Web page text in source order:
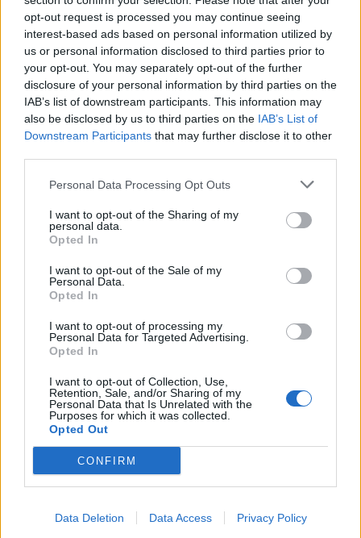
opt-out request is processed you may continue seeing
interest-based ads based on personal information utilized by
us or personal information disclosed to third parties prior to
your opt-out. You may separately opt-out of the further
disclosure of your personal information by third parties on the
IAB’s list of downstream participants. This information may
also be disclosed by us to third parties on the IAB’s List of
Downstream Participants that may further disclose it to other
Personal Data Processing Opt Outs
I want to opt-out of the Sharing of my
personal data.
Opted In
I want to opt-out of the Sale of my
Personal Data.
Opted In
I want to opt-out of processing my
Personal Data for Targeted Advertising.
Opted In
I want to opt-out of Collection, Use,
Retention, Sale, and/or Sharing of my
Personal Data that Is Unrelated with the
Purposes for which it was collected.
Opted Out
CONFIRM
Data Deletion Data Access Privacy Policy
difficile (Genoa ostico) e le difficoltà enormi
che da mesi ha il Milan nel trovare la rete,
sarà ancora una volta il francese il totem a
cui Allegri proverà ad aggrapparsi.
ROWE - A Napoli l'ha fatto ancora una
più volte Ahanor che rischia di essere
l'anello debole della difesa orobica piena di
defezioni.
sorprese dell'anno e non solo del Sassuolo.
Il Lecce chiuderà tutti gli spazi a caccia
almeno di un punto salvezza, ecco perché i
suoi inserimenti dovranno essere più
velenosi e brutali del solito per superare
Falcone e compagni.